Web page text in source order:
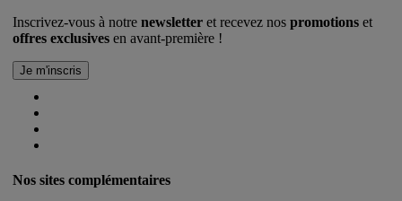
Inscrivez-vous à notre newsletter et recevez nos promotions et
offres exclusives en avant-première !
Nos sites complémentaires